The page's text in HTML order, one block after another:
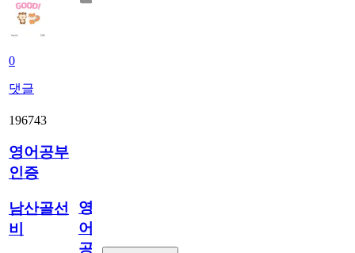
0
댓글
196743
영어공부
인증
남산골선
비
영
어
공